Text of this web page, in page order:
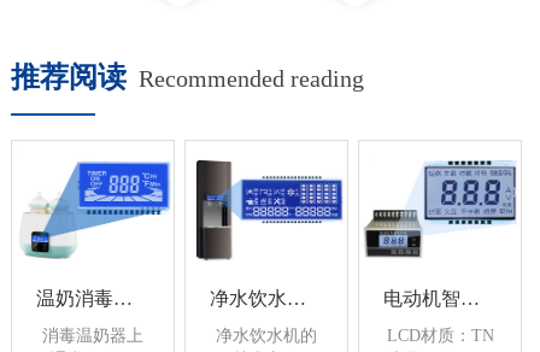
推荐阅读 Recommended reading
温奶消毒一体器LCD显示液晶屏
消毒温奶器上
净水饮水机液晶LCD显示屏-扬润电子
净水饮水机的
电动机智能保护器LCD液晶显示屏-扬润电子
LCD材质：TN